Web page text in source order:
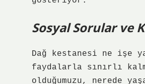
Sosyal Sorular ve
Dağ kestanesi ne işe
faydalarla sınırlı
olduğumuzu, nerede